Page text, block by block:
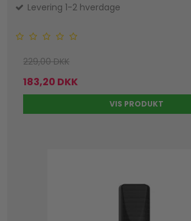
Levering 1-2 hverdage
229,00 DKK
183,20 DKK
VIS PRODUKT